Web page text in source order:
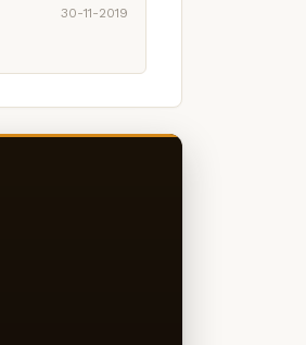
30-11-2019